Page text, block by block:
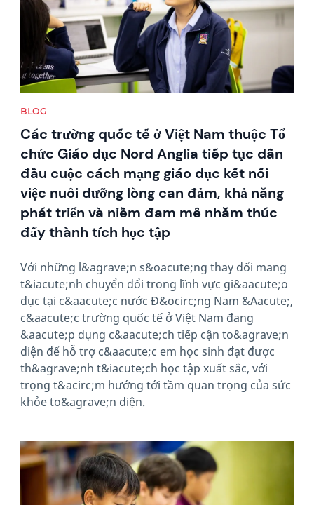
BLOG
Các trường quốc tế ở Việt Nam thuộc Tổ
chức Giáo dục Nord Anglia tiếp tục dẫn
đầu cuộc cách mạng giáo dục kết nối
việc nuôi dưỡng lòng can đảm, khả năng
phát triển và niềm đam mê nhằm thúc
đẩy thành tích học tập
Với những l&agrave;n s&oacute;ng thay đổi mang
t&iacute;nh chuyển đổi trong lĩnh vực gi&aacute;o
dục tại c&aacute;c nước Đ&ocirc;ng Nam &Aacute;,
c&aacute;c trường quốc tế ở Việt Nam đang
&aacute;p dụng c&aacute;ch tiếp cận to&agrave;n
diện để hỗ trợ c&aacute;c em học sinh đạt được
th&agrave;nh t&iacute;ch học tập xuất sắc, với
trọng t&acirc;m hướng tới tầm quan trọng của sức
khỏe to&agrave;n diện.
News image